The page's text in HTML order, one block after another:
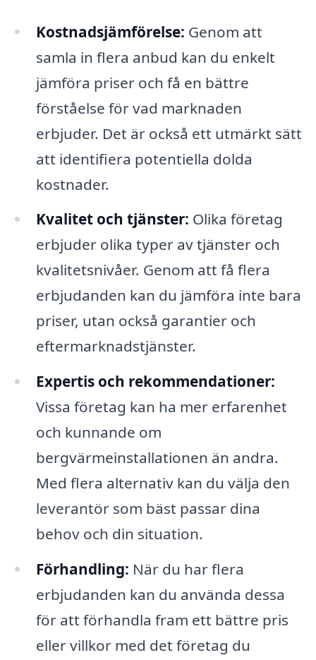
Kostnadsjämförelse: Genom att
samla in flera anbud kan du enkelt
jämföra priser och få en bättre
förståelse för vad marknaden
erbjuder. Det är också ett utmärkt sätt
att identifiera potentiella dolda
kostnader.
Kvalitet och tjänster: Olika företag
erbjuder olika typer av tjänster och
kvalitetsnivåer. Genom att få flera
erbjudanden kan du jämföra inte bara
priser, utan också garantier och
eftermarknadstjänster.
Expertis och rekommendationer:
Vissa företag kan ha mer erfarenhet
och kunnande om
bergvärmeinstallationen än andra.
Med flera alternativ kan du välja den
leverantör som bäst passar dina
behov och din situation.
Förhandling: När du har flera
erbjudanden kan du använda dessa
för att förhandla fram ett bättre pris
eller villkor med det företag du